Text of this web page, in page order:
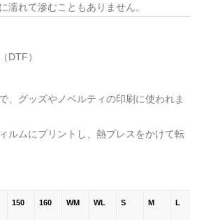
濡れて滲むこともありません。
DTF）
、グッズやノベルティの印刷に使われま
ルムにプリントし、熱プレスをかけて転
150 160 WM WL S M L